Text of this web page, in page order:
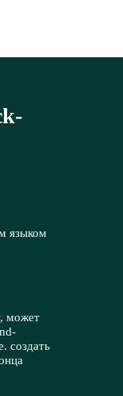
языком
может
создать